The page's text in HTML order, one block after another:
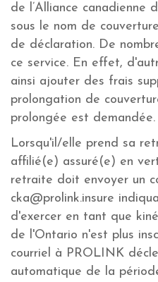
de l’Alliance canadienne
sous le nom de
de déclaration. De
ce service. En effet,
ainsi ajouter des frais
prolongation de
prolongée est demandée.
Lorsqu'il/elle prend sa
affilié(e) assuré(e) en
retraite doit envoyer un
cka@prolink.insure
d'exercer en tant que
de l'Ontario n'est plus
courriel à PROLINK
automatique de la